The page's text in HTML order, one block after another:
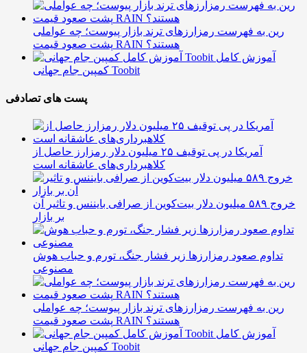
رین به فهرست رمزارزهای ترند بازار پیوست؛ چه عواملی
پشت صعود قیمت RAIN هستند؟
آموزش کامل
کمپین جام جهانی Toobit
پست های تصادفی
آمریکا در پی توقیف ۲۵ میلیون دلار رمزارز حاصل از
کلاهبرداری‌های عاشقانه است
خروج ۵۸۹ میلیون دلار بیت‌کوین از صرافی بایننس و تاثیر آن
بر بازار
تداوم صعود رمزارزها زیر فشار جنگ، تورم و حباب هوش
مصنوعی
رین به فهرست رمزارزهای ترند بازار پیوست؛ چه عواملی
پشت صعود قیمت RAIN هستند؟
آموزش کامل
کمپین جام جهانی Toobit